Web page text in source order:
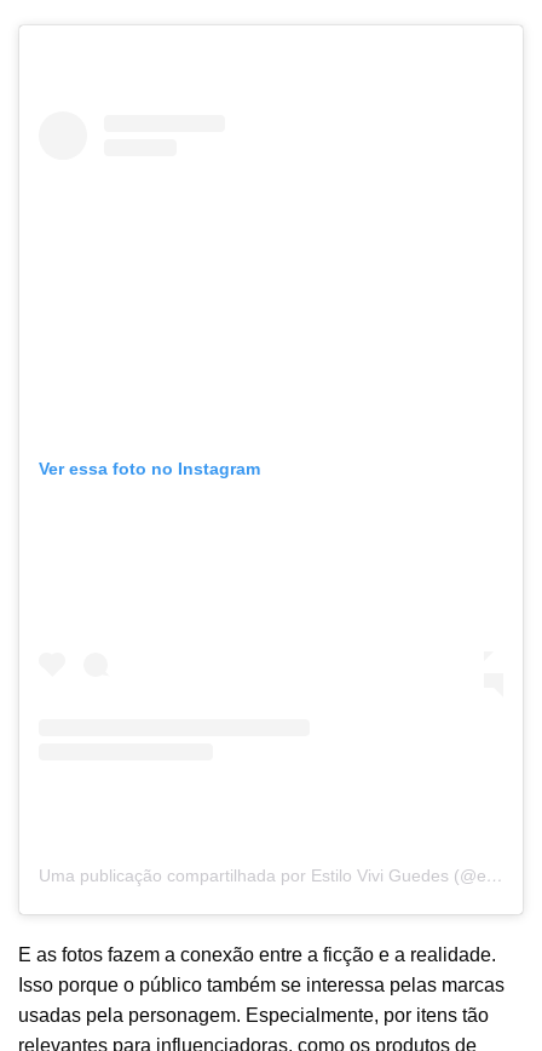
Ver essa foto no Instagram
Uma publicação compartilhada por Estilo Vivi Guedes (@estiloviviguedes)
E as fotos fazem a conexão entre a ficção e a realidade.
Isso porque o público também se interessa pelas marcas
usadas pela personagem. Especialmente, por itens tão
relevantes para influenciadoras, como os produtos de